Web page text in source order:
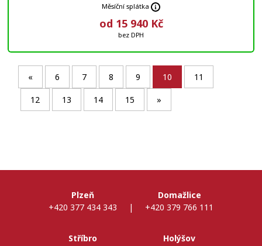
Měsíční splátka
od 15 940 Kč
bez DPH
« 6 7 8 9 10 11
12 13 14 15 »
Plzeň
+420 377 434 343
|
Domažlice
+420 379 766 111
Stříbro
Holýšov